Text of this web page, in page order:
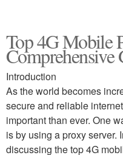
Top 4G Mobile
Comprehensive
Introduction
As the world becomes
secure and reliable
important than ever. One
is by using a proxy server.
discussing the top 4G